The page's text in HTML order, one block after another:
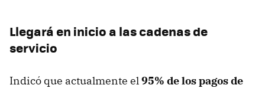
Llegará en inicio a las cadenas de
servicio
Indicó que actualmente el95% de los pagos de